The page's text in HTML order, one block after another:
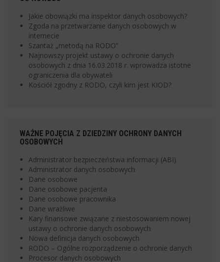
Jakie obowiązki ma inspektor danych osobowych?
Zgoda na przetwarzanie danych osobowych w
internecie
Szantaż „metodą na RODO”
Najnowszy projekt ustawy o ochronie danych
osobowych z dnia 16.03.2018 r. wprowadza istotne
ograniczenia dla obywateli
Kościół zgodny z RODO, czyli kim jest KIOD?
WAŻNE POJĘCIA Z DZIEDZINY OCHRONY DANYCH
OSOBOWYCH
Administrator bezpieczeństwa informacji (ABI)
Administrator danych osobowych
Dane osobowe
Dane osobowe pacjenta
Dane osobowe pracownika
Dane wrażliwe
Kary finansowe związane z niestosowaniem nowej
ustawy o ochronie danych osobowych
Nowa definicja danych osobowych
RODO – Ogólne rozporządzenie o ochronie danych
Procesor danych osobowych